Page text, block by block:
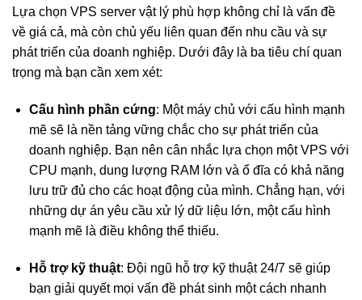
Lựa chọn VPS server vật lý phù hợp không chỉ là vấn đề
về giá cả, mà còn chủ yếu liên quan đến nhu cầu và sự
phát triển của doanh nghiệp. Dưới đây là ba tiêu chí quan
trọng mà bạn cần xem xét:
Cấu hình phần cứng: Một máy chủ với cấu hình mạnh
mẽ sẽ là nền tảng vững chắc cho sự phát triển của
doanh nghiệp. Bạn nên cân nhắc lựa chọn một VPS với
CPU mạnh, dung lượng RAM lớn và ổ đĩa có khả năng
lưu trữ đủ cho các hoạt động của mình. Chẳng hạn, với
những dự án yêu cầu xử lý dữ liệu lớn, một cấu hình
mạnh mẽ là điều không thể thiếu.
Hỗ trợ kỹ thuật: Đội ngũ hỗ trợ kỹ thuật 24/7 sẽ giúp
bạn giải quyết mọi vấn đề phát sinh một cách nhanh